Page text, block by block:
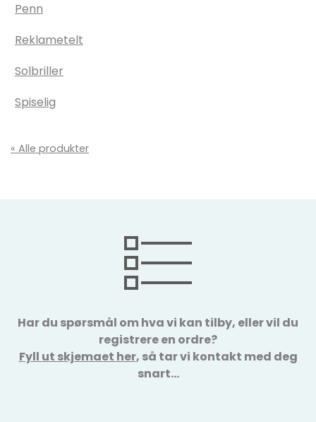
Penn
Reklametelt
Solbriller
Spiselig
« Alle produkter
Har du spørsmål om hva vi kan tilby, eller vil du
registrere en ordre?
Fyll ut skjemaet her, så tar vi kontakt med deg
snart…